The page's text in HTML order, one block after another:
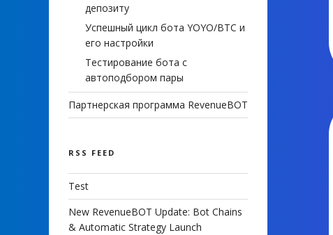
депозиту
Успешный цикл бота YOYO/BTC и
его настройки
Тестирование бота с
автоподбором пары
Партнерская программа RevenueBOT
RSS FEED
Test
New RevenueBOT Update: Bot Chains
& Automatic Strategy Launch